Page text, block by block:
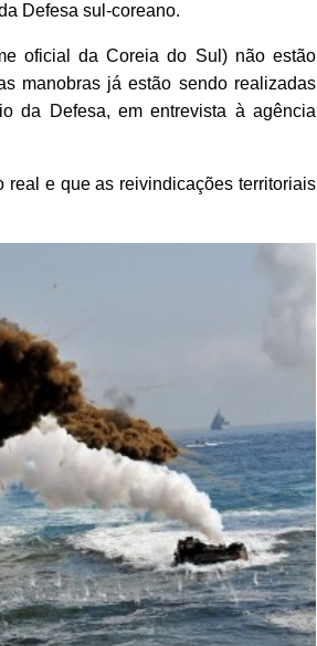
Defesa sul-coreano.
oficial da Coreia do Sul) não estão
manobras já estão sendo realizadas
da Defesa, em entrevista à agência
real e que as reivindicações territoriais